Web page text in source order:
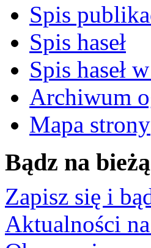
Spis
Spis haseł
Spis haseł
Archiwum
Mapa strony
Bądz na
Zapisz się i
Aktualności